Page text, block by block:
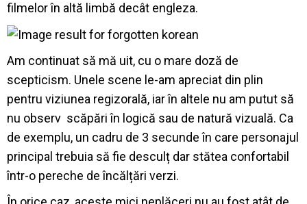
filmelor în altă limbă decât engleza.
Am continuat să mă uit, cu o mare doză de
scepticism. Unele scene le-am apreciat din plin
pentru viziunea regizorală, iar în altele nu am putut să
nu observ scăpări în logică sau de natură vizuală. Ca
de exemplu, un cadru de 3 secunde în care personajul
principal trebuia să fie desculț dar stătea confortabil
într-o pereche de încălțări verzi.